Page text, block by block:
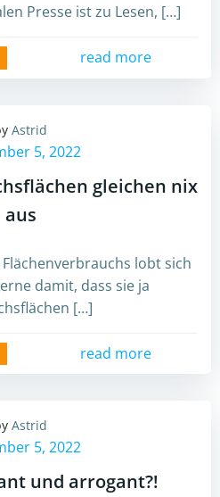
Presse ist zu Lesen, […]
read more
Astrid
5, 2022
gleichen nix
aus
lobt sich
damit, dass sie ja
[…]
read more
Astrid
5, 2022
und arrogant?!